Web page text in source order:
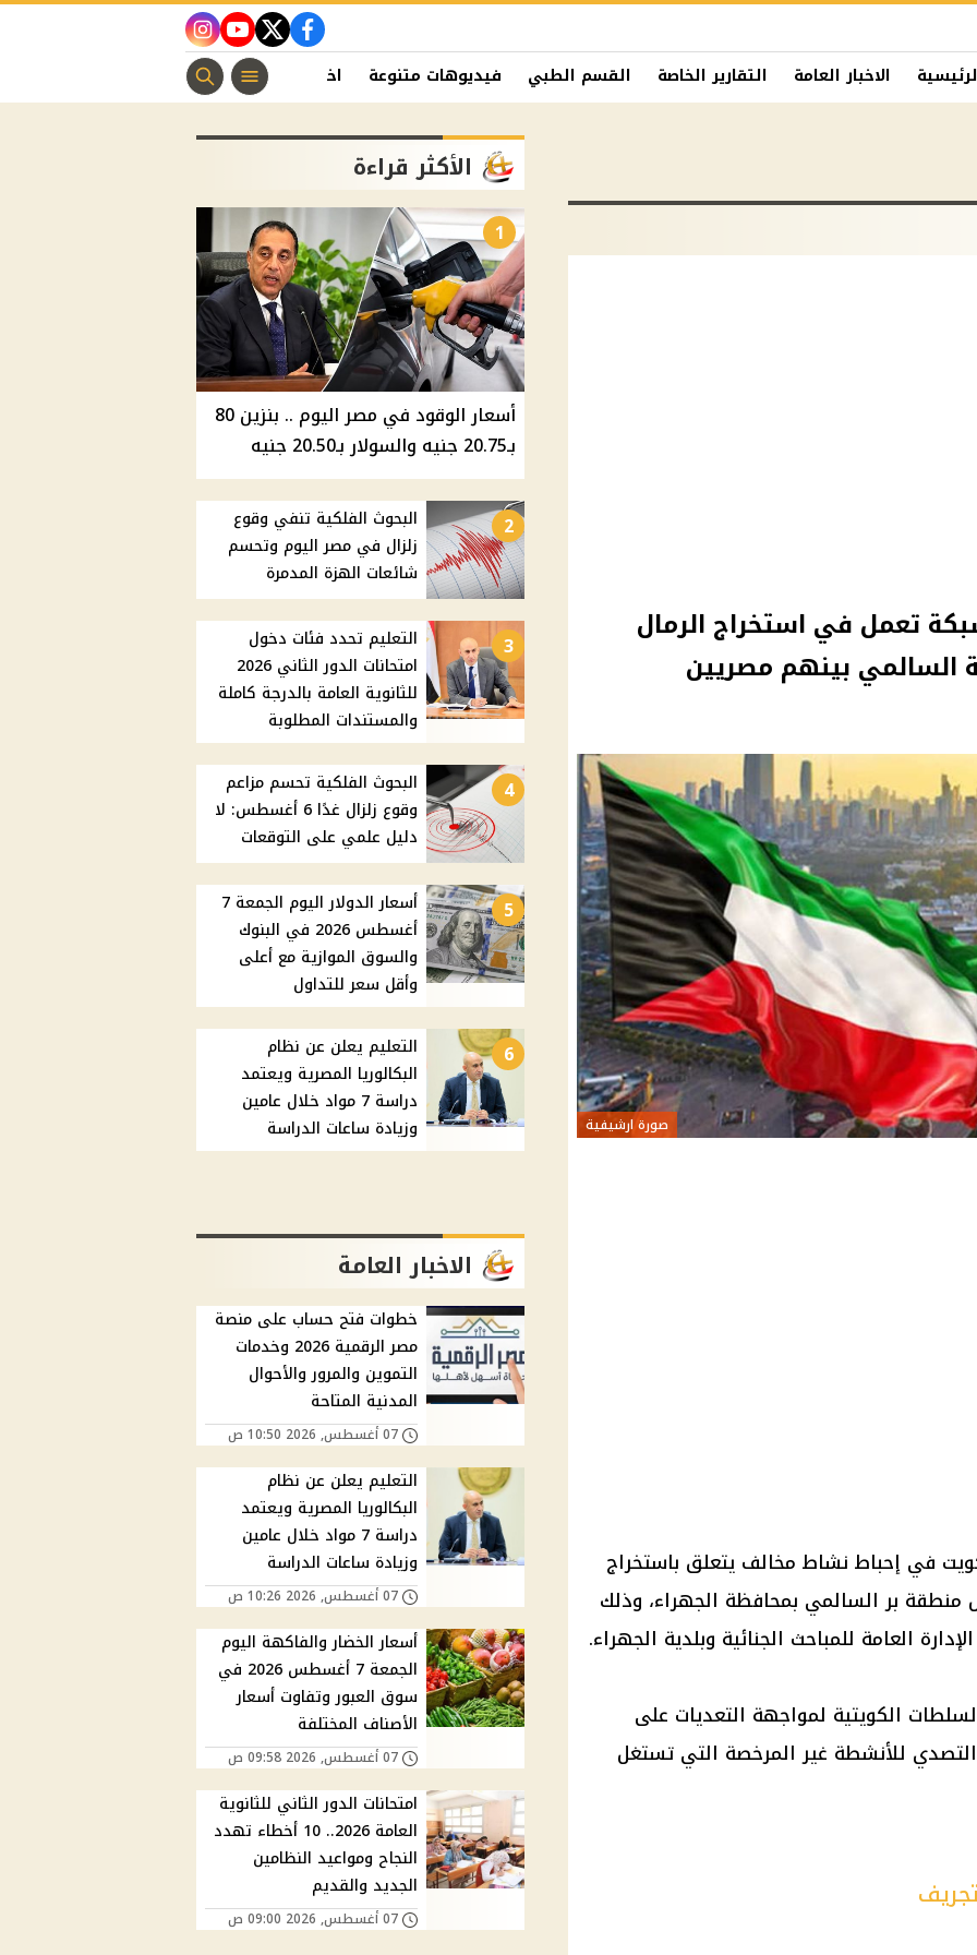
facebook
twitter
youtube
instagram
الاخبار العامة التقارير الخاصة القسم الطبي فيديوهات متنوعة اخبار الفن منوعات مسيحية
تعمل في استخراج الرمال
السالمي بينهم مصريين
صورة ارشيفية
في إحباط نشاط مخالف يتعلق باستخراج
منطقة بر السالمي بمحافظة الجهراء، وذلك
العامة للمباحث الجنائية وبلدية الجهراء.
الكويتية لمواجهة التعديات على
للأنشطة غير المرخصة التي تستغل
الأكثر قراءة
1
أسعار الوقود في مصر اليوم .. بنزين 80
بـ20.75 جنيه والسولار بـ20.50 جنيه
2
البحوث الفلكية تنفي وقوع
زلزال في مصر اليوم وتحسم
شائعات الهزة المدمرة
3
التعليم تحدد فئات دخول
امتحانات الدور الثاني 2026
للثانوية العامة بالدرجة كاملة
والمستندات المطلوبة
4
البحوث الفلكية تحسم مزاعم
وقوع زلزال غدًا 6 أغسطس: لا
دليل علمي على التوقعات
5
أسعار الدولار اليوم الجمعة 7
أغسطس 2026 في البنوك
والسوق الموازية مع أعلى
وأقل سعر للتداول
6
التعليم يعلن عن نظام
البكالوريا المصرية ويعتمد
دراسة 7 مواد خلال عامين
وزيادة ساعات الدراسة
الاخبار العامة
خطوات فتح حساب على منصة
مصر الرقمية 2026 وخدمات
التموين والمرور والأحوال
المدنية المتاحة
07 أغسطس, 2026 10:50 ص
التعليم يعلن عن نظام
البكالوريا المصرية ويعتمد
دراسة 7 مواد خلال عامين
وزيادة ساعات الدراسة
07 أغسطس, 2026 10:26 ص
أسعار الخضار والفاكهة اليوم
الجمعة 7 أغسطس 2026 في
سوق العبور وتفاوت أسعار
الأصناف المختلفة
07 أغسطس, 2026 09:58 ص
امتحانات الدور الثاني للثانوية
العامة 2026.. 10 أخطاء تهدد
النجاح ومواعيد النظامين
الجديد والقديم
07 أغسطس, 2026 09:00 ص